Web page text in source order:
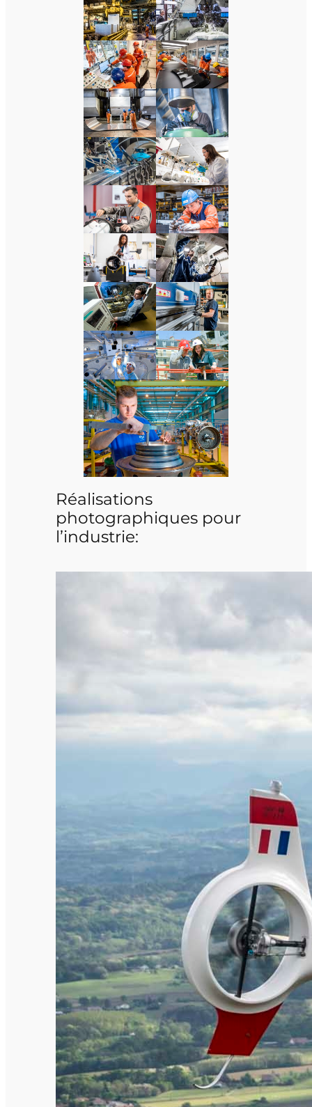
Réalisations
photographiques pour
l’industrie: